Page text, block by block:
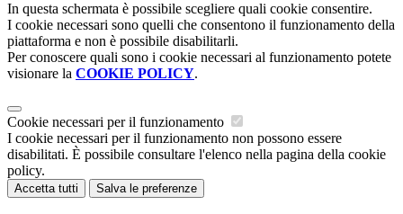
In questa schermata è possibile scegliere quali cookie consentire.
I cookie necessari sono quelli che consentono il funzionamento della
piattaforma e non è possibile disabilitarli.
Per conoscere quali sono i cookie necessari al funzionamento potete
visionare la COOKIE POLICY.
Cookie necessari per il funzionamento
I cookie necessari per il funzionamento non possono essere
disabilitati. È possibile consultare l'elenco nella pagina della cookie
policy.
Accetta tutti Salva le preferenze